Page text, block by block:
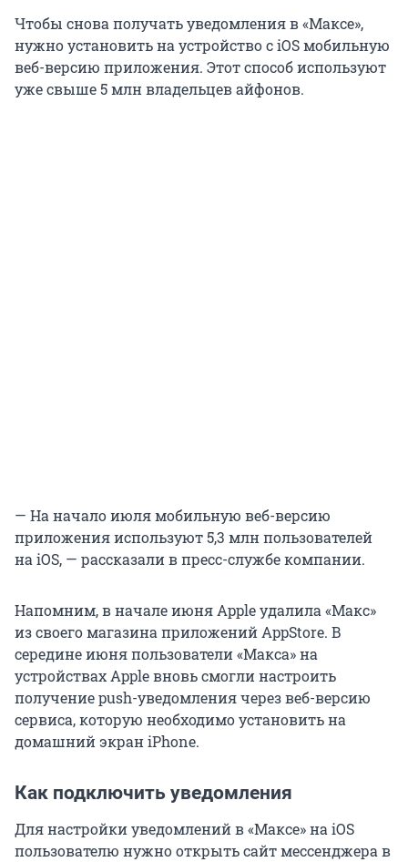
Чтобы снова получать уведомления в «Максе»,
нужно установить на устройство с iOS мобильную
веб-версию приложения. Этот способ используют
уже свыше 5 млн владельцев айфонов.
— На начало июля мобильную веб-версию
приложения используют 5,3 млн пользователей
на iOS, — рассказали в пресс-службе компании.
Напомним, в начале июня Apple удалила «Макс»
из своего магазина приложений AppStore. В
середине июня пользователи «Макса» на
устройствах Apple вновь смогли настроить
получение push-уведомления через веб-версию
сервиса, которую необходимо установить на
домашний экран iPhone.
Как подключить уведомления
Для настройки уведомлений в «Максе» на iOS
пользователю нужно открыть сайт мессенджера в